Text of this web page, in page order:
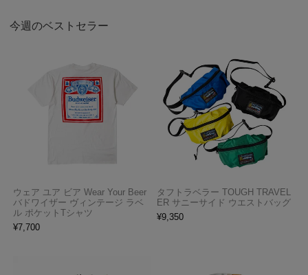
今週のベストセラー
ウェア ユア ビア Wear Your Beer
バドワイザー ヴィンテージ ラベ
ル ポケットTシャツ
¥7,700
タフトラベラー TOUGH TRAVEL
ER サニーサイド ウエストバッグ
¥9,350